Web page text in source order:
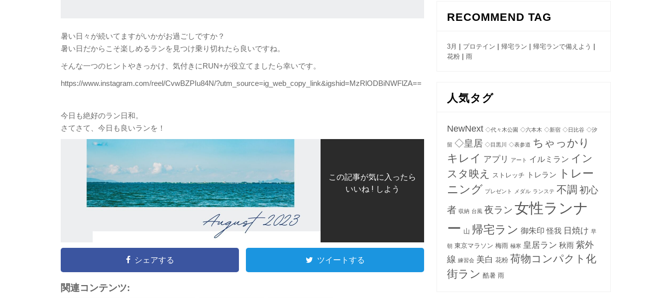
暑い日々が続いてますがいかがお過ごしですか？
暑い日だからこそ楽しめるランを見つけ乗り切れたら良いですね。
そんな一つのヒントやきっかけ、気付きにRUN+が役立てましたら幸いです。
https://www.instagram.com/reel/CvwBZPIu84N/?utm_source=ig_web_copy_link&igshid=MzRlODBiNWFlZA==
今日も絶好のラン日和。
さてさて、今日も良いランを！
この記事が気に入ったら
いいね ! しよう
シェアする ツイートする
関連コンテンツ:
RECOMMEND TAG
3月 | プロテイン | 帰宅ラン | 帰宅ランで備えよう |
花粉 | 雨
人気タグ
NewNext ◇代々木公園 ◇六本木 ◇新宿 ◇日比谷 ◇汐
留 ◇皇居 ◇目黒川 ◇表参道 ちゃっかり
キレイ アプリ アート イルミラン イン
スタ映え
ストレッチ トレラン
トレー
ニング プレゼント メダル ランステ 不調 初心
者 収納 台風 夜ラン 女性ランナ
ー 山 帰宅ラン 御朱印 怪我 日焼け 早
朝 東京マラソン 梅雨 極寒 皇居ラン 秋雨 紫外
線 練習会 美白 花粉 荷物コンパクト化
街ラン 酷暑 雨